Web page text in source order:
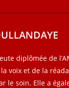
diplômée de
voix et de la
le soin. Elle a